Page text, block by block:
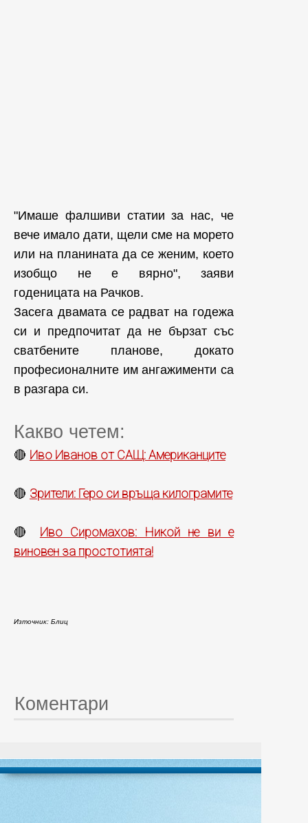
"Имаше фалшиви статии за нас, че
вече имало дати, щели сме на морето
или на планината да се женим, което
изобщо не е вярно", заяви
годеницата на Рачков.
Засега двамата се радват на годежа
си и предпочитат да не бързат със
сватбените планове, докато
професионалните им ангажименти са
в разгара си.
Какво четем:
🔴 Иво Иванов от САЩ: Американците
🔴 Зрители: Геро си връща килограмите
🔴 Иво Сиромахов: Никой не ви е
виновен за простотията!
Източник: Блиц
Коментари